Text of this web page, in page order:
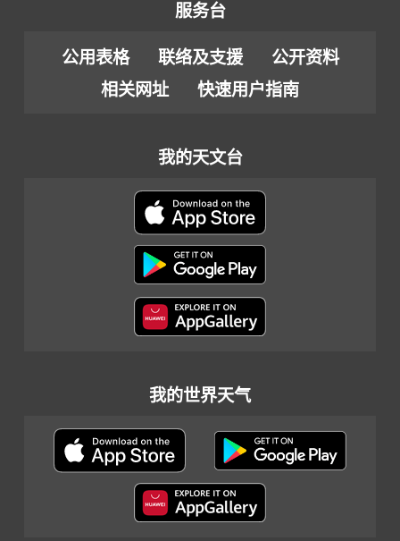
服务台
公用表格 联络及支援
公开资料
相关网址
快速用户指南
我的天文台
我的世界天气